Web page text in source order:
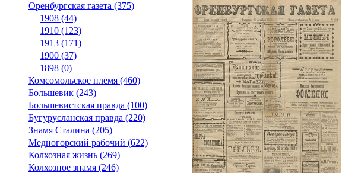
Оренбургская газета (375)
1908 (44)
1910 (123)
1913 (171)
1900 (37)
1898 (0)
Комсомольское племя (460)
Большевик (243)
Большевистская правда (100)
Бугурусланская правда (220)
Знамя Сталина (205)
Медногорский рабочий (622)
Колхозная жизнь (269)
Колхозное знамя (246)